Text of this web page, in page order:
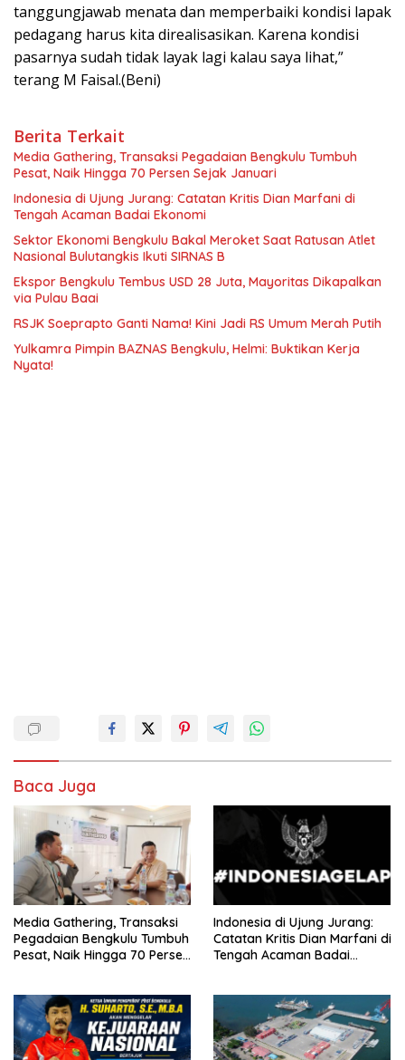
tanggungjawab menata dan memperbaiki kondisi lapak
pedagang harus kita direalisasikan. Karena kondisi
pasarnya sudah tidak layak lagi kalau saya lihat,”
terang M Faisal.(Beni)
Berita Terkait
Media Gathering, Transaksi Pegadaian Bengkulu Tumbuh
Pesat, Naik Hingga 70 Persen Sejak Januari
Indonesia di Ujung Jurang: Catatan Kritis Dian Marfani di
Tengah Acaman Badai Ekonomi
Sektor Ekonomi Bengkulu Bakal Meroket Saat Ratusan Atlet
Nasional Bulutangkis Ikuti SIRNAS B
Ekspor Bengkulu Tembus USD 28 Juta, Mayoritas Dikapalkan
via Pulau Baai
RSJK Soeprapto Ganti Nama! Kini Jadi RS Umum Merah Putih
Yulkamra Pimpin BAZNAS Bengkulu, Helmi: Buktikan Kerja
Nyata!
Baca Juga
Media Gathering, Transaksi
Pegadaian Bengkulu Tumbuh
Pesat, Naik Hingga 70 Persen
Indonesia di Ujung Jurang:
Catatan Kritis Dian Marfani di
Tengah Acaman Badai